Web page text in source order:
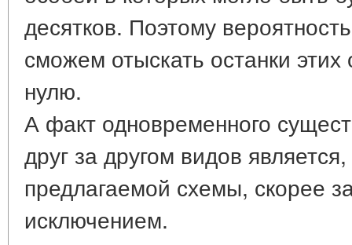
десятков. Поэтому
сможем отыскать останки
нулю.
А факт одновременного
друг за другом видов
предлагаемой схемы, скорее
исключением.